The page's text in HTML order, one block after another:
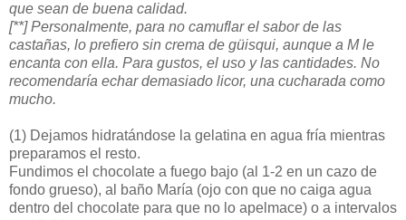
que sean de buena calidad.
[**] Personalmente, para no camuflar el sabor de las
castañas, lo prefiero sin crema de güisqui, aunque a M le
encanta con ella. Para gustos, el uso y las cantidades. No
recomendaría echar demasiado licor, una cucharada como
mucho.
(1) Dejamos hidratándose la gelatina en agua fría mientras
preparamos el resto.
Fundimos el chocolate a fuego bajo (al 1-2 en un cazo de
fondo grueso), al baño María (ojo con que no caiga agua
dentro del chocolate para que no lo apelmace) o a intervalos